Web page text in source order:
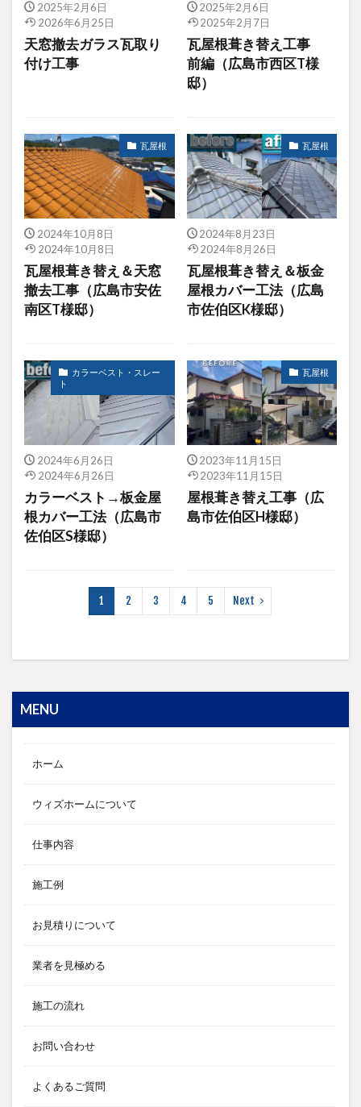
2025年2月6日
2026年6月25日
天窓撤去ガラス瓦取り
付け工事
2025年2月6日
2025年2月7日
瓦屋根葺き替え工事
前編（広島市西区T様
邸）
瓦屋根
2024年10月8日
2024年10月8日
瓦屋根葺き替え＆天窓
撤去工事（広島市安佐
南区T様邸）
瓦屋根
2024年8月23日
2024年8月26日
瓦屋根葺き替え＆板金
屋根カバー工法（広島
市佐伯区K様邸）
カラーベスト・スレー
ト
2024年6月26日
2024年6月26日
カラーベスト→板金屋
根カバー工法（広島市
佐伯区S様邸）
瓦屋根
2023年11月15日
2023年11月15日
屋根葺き替え工事（広
島市佐伯区H様邸）
1 2 3 4 5 Next
MENU
ホーム
ウィズホームについて
仕事内容
施工例
お見積りについて
業者を見極める
施工の流れ
お問い合わせ
よくあるご質問